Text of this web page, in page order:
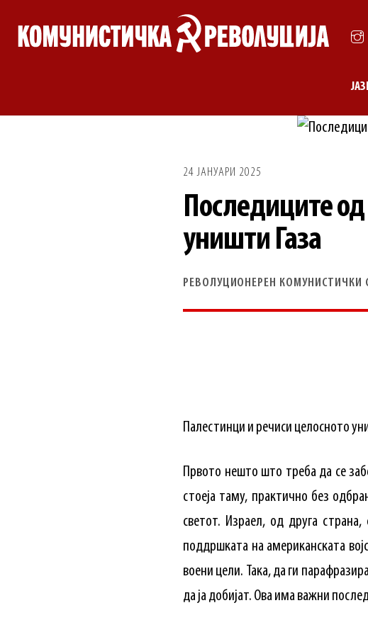
24 ЈАНУАРИ 2025
Последиците
уништи Газа
РЕВОЛУЦИОНЕРЕН КОМУНИСТИЧКИ
Палестинци и речиси целосното
Првото нешто што треба да се
стоеја таму, практично без
светот. Израел, од друга
поддршката на американската
воени цели. Така, да ги
да ја добијат. Ова има важни